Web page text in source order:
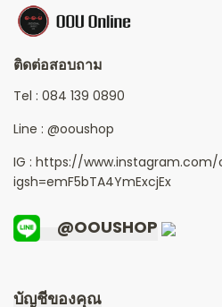
ติดต่อสอบถาม
Tel : 084 139 0890
Line : @ooushop
IG : https://www.instagram.com/
igsh=emF5bTA4YmExcjEx
@OOUSHOP
บัญชีของคุณ